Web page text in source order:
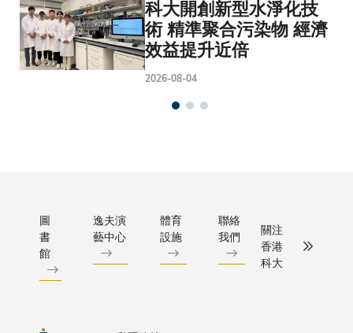
科大開創新型水淨化技
術 精準聚合污染物 經濟
效益提升近倍
2026-08-04
圖
書
館
逸夫演
藝中心
體育
設施
聯絡
我們
關注
香港
科大